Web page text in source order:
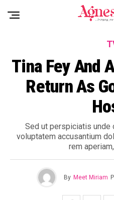
Tina Fey And
Return As
Sed ut perspiciatis
voluptatem accusantium
rem
By Meet Miriam